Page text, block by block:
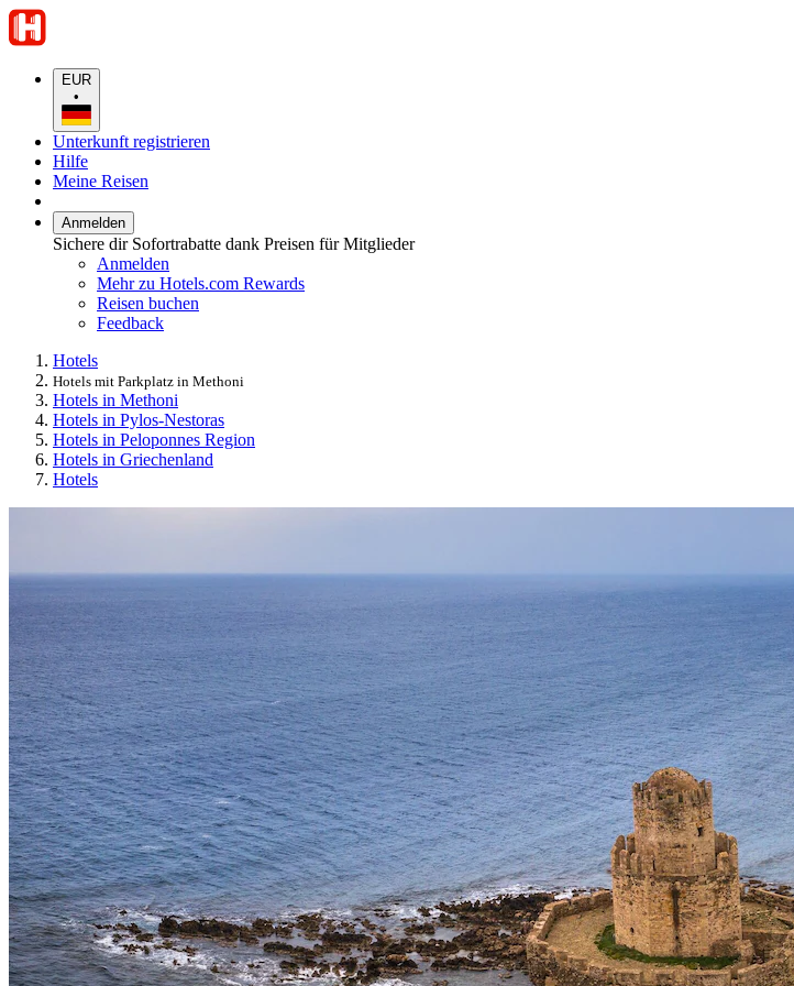
EUR
•
Unterkunft registrieren
Hilfe
Meine Reisen
Anmelden
Sichere dir Sofortrabatte dank Preisen für Mitglieder
Anmelden
Mehr zu Hotels.com Rewards
Reisen buchen
Feedback
Hotels
Hotels mit Parkplatz in Methoni
Hotels in Methoni
Hotels in Pylos-Nestoras
Hotels in Peloponnes Region
Hotels in Griechenland
Hotels